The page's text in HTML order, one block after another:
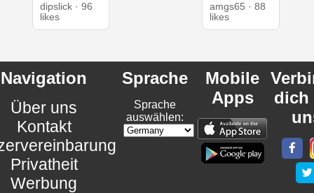
dipslick · 96
likes
amgs65 · 88
likes
Navigation
Über uns
Kontakt
Privatheit
Werbung
Sprache
Sprache
auswählen:
Mobile
Apps
dich